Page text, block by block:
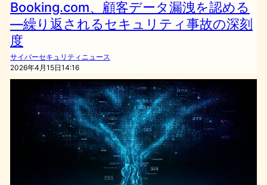
Booking.com、顧客データ漏洩を認める
—繰り返されるセキュリティ事故の深刻
度
サイバーセキュリティニュース
2026年4月15日14:16